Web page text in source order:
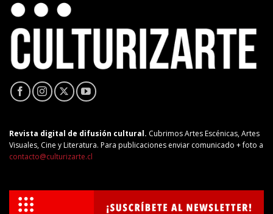
Revista digital de difusión cultural. Cubrimos Artes Escénicas, Artes
Visuales, Cine y Literatura. Para publicaciones enviar comunicado + foto a
contacto@culturizarte.cl